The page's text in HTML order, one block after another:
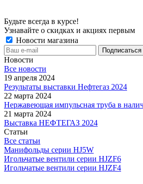
Будьте всегда в курсе!
Узнавайте о скидках и акциях первым
Новости магазина
Новости
Все новости
19 апреля 2024
Результаты выставки Нефтегаз 2024
22 марта 2024
Нержавеющая импульсная труба в
21 марта 2024
Выставка НЕФТЕГАЗ 2024
Статьи
Все статьи
Манифольды серии HJ5W
Игольчатые вентили серии HJZF6
Игольчатые вентили серии HJZF4